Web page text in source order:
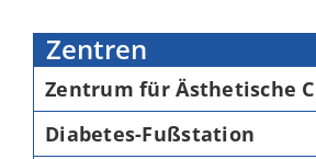
Zentren
Zentrum für Ästhetische
Diabetes-Fußstation